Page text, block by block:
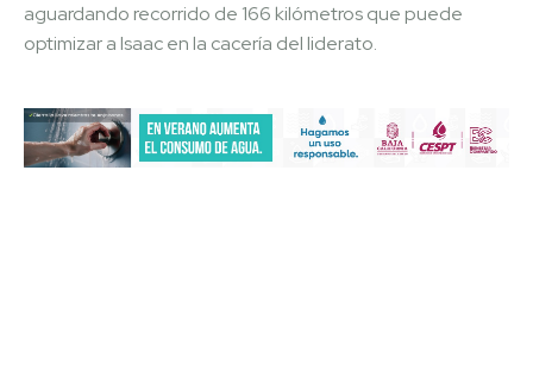
aguardando recorrido de 166 kilómetros que puede
optimizar a Isaac en la cacería del liderato.